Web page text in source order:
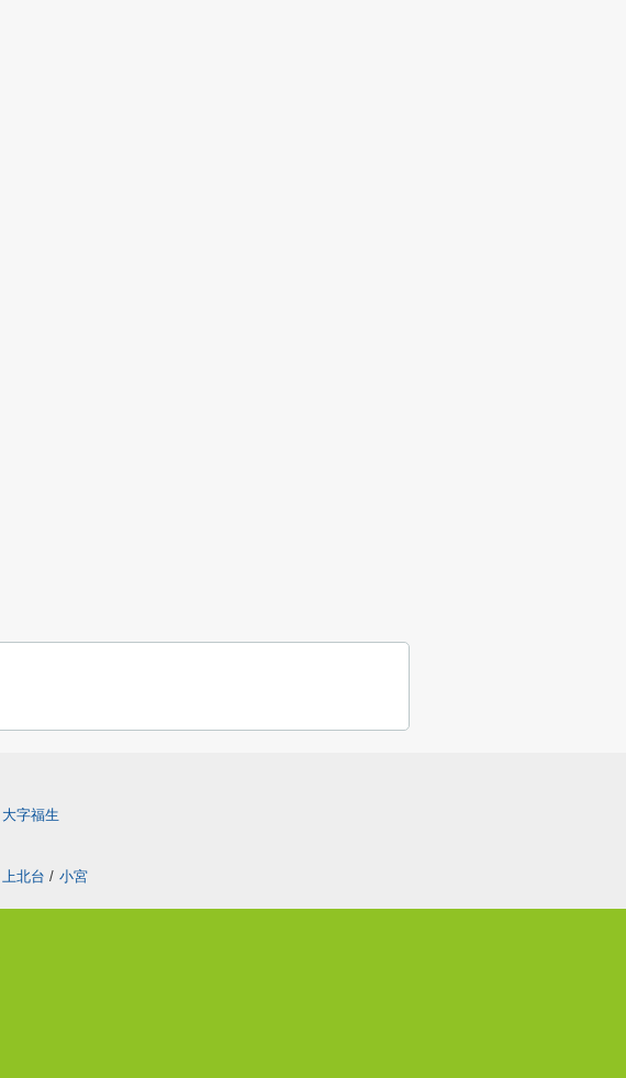
大字福生
上北台 / 小宮